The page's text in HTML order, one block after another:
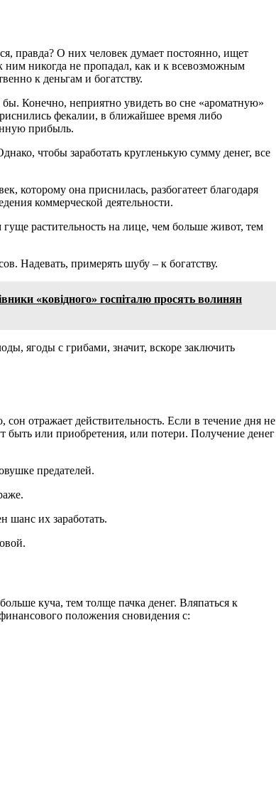
правда? О них человек думает постоянно, ищет
ним никогда не пропадал, как и к всевозможным
к деньгам и богатству.
Конечно, неприятно увидеть во сне «ароматную»
фекалии, в ближайшее время либо
прибыль.
чтобы заработать кругленькую сумму денег, все
которому она приснилась, разбогатеет благодаря
коммерческой деятельности.
растительность на лице, чем больше живот, тем
Надевать, примерять шубу – к богатству.
«ковідного» госпіталю просять волинян
ягоды с грибами, значит, вскоре заключить
сон отражает действительность. Если в течение дня не
быть или приобретения, или потери. Получение денег
предателей.
шанс их заработать.
куча, тем толще пачка денег. Вляпаться к
положения сновидения с: